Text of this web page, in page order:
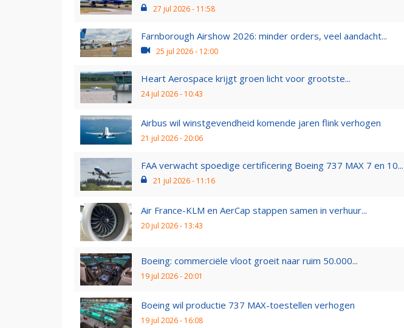
27 jul 2026 - 11:58
Farnborough Airshow 2026: minder orders, veel aandacht...
25 jul 2026 - 12:00
Heart Aerospace krijgt groen licht voor grootste...
24 jul 2026 - 10:43
Airbus wil winstgevendheid komende jaren flink verhogen
21 jul 2026 - 20:06
FAA verwacht spoedige certificering Boeing 737 MAX 7 en 10...
21 jul 2026 - 11:16
Air France-KLM en AerCap stappen samen in verhuur...
20 jul 2026 - 13:43
Boeing: commerciële vloot groeit naar ruim 50.000...
19 jul 2026 - 20:01
Boeing wil productie 737 MAX-toestellen verhogen
19 jul 2026 - 16:08